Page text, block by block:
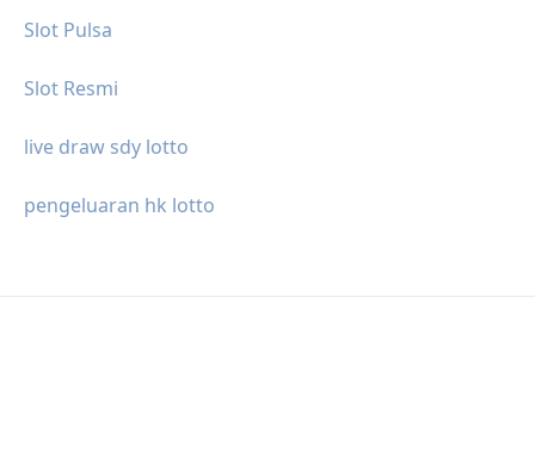
Slot Pulsa
Slot Resmi
live draw sdy lotto
pengeluaran hk lotto